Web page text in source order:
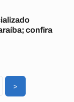
confira
>